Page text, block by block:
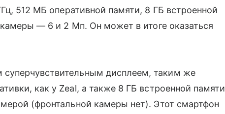
512 МБ оперативной памяти, 8 ГБ встроенной
— 6 и 2 Мп. Он может в итоге оказаться
дисплеем, таким же
как у Zeal, а также 8 ГБ встроенной памяти
(фронтальной камеры нет). Этот смартфон